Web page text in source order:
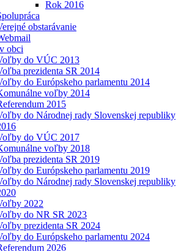
Rok 2016
obstarávanie
obci
do VÚC 2013
prezidenta SR 2014
do Európskeho parlamentu 2014
voľby 2014
2015
do Národnej rady Slovenskej republiky
do VÚC 2017
voľby 2018
prezidenta SR 2019
do Európskeho parlamentu 2019
do Národnej rady Slovenskej republiky
2022
do NR SR 2023
prezidenta SR 2024
do Európskeho parlamentu 2024
2026